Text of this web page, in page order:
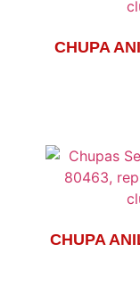
CHUPA
CHUPA